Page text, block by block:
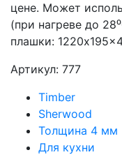
цене. Может
(при нагреве до
плашки:
Артикул: 777
Timber
Sherwood
Толщина 4 мм
Для кухни